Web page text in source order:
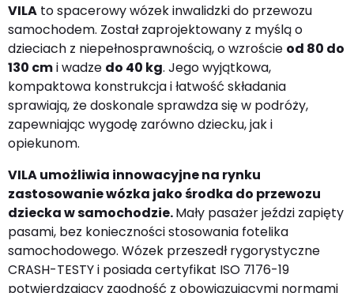
VILA to spacerowy wózek inwalidzki do przewozu
samochodem. Został zaprojektowany z myślą o
dzieciach z niepełnosprawnością, o wzroście od 80 do
130 cmi wadze do 40 kg. Jego wyjątkowa,
kompaktowa konstrukcja i łatwość składania
sprawiają, że doskonale sprawdza się w podróży,
zapewniając wygodę zarówno dziecku, jak i
opiekunom.
VILA umożliwia innowacyjne na rynku
zastosowanie wózka jako środka do przewozu
dziecka w samochodzie.Mały pasażer jeździ zapięty
pasami, bez konieczności stosowania fotelika
samochodowego. Wózek przeszedł rygorystyczne
CRASH-TESTY i posiada certyfikat ISO 7176-19
potwierdzający zgodność z obowiązującymi normami